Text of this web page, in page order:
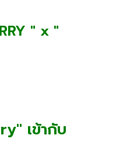
" x "
เข้ากับ